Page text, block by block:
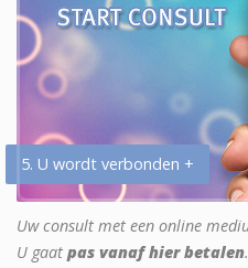
5. U wordt verbonden +
Uw consult met een online
U gaat pas vanaf hier betalen.